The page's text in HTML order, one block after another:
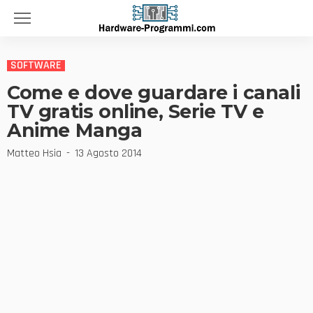
SOFTWARE
Come e dove guardare i canali
TV gratis online, Serie TV e
Anime Manga
Matteo Hsia 13 Agosto 2014